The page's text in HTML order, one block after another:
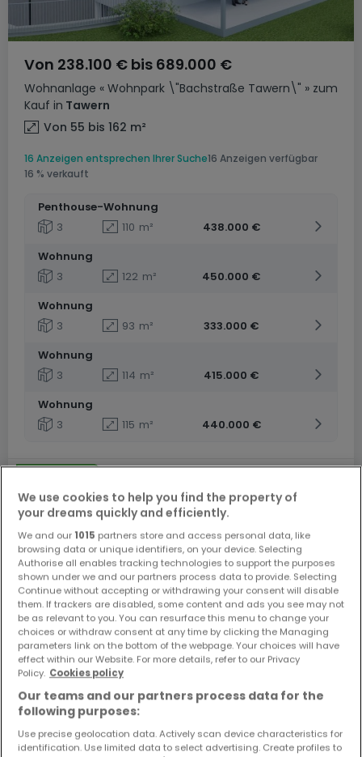
Wohnanlage « Wohnpark \"Bachstraße Tawern\" » zum
Kauf in Tawern
Von 238.100 € bis 689.000 €
Von 55 bis 162 m²
16 Anzeigen entsprechen Ihrer Suche16 Anzeigen verfügbar
16 % verkauft
Penthouse-Wohnung
3
110 m²
438.000 €
Wohnung
3
122 m²
450.000 €
Wohnung
3
93 m²
333.000 €
Wohnung
3
114 m²
415.000 €
Wohnung
3
115 m² 440.000 €
We use cookies to help you find the property of
your dreams quickly and efficiently.
We and our 1015 partners store and access personal data, like
browsing data or unique identifiers, on your device. Selecting
Authorise all enables tracking technologies to support the purposes
shown under we and our partners process data to provide. Selecting
Continue without accepting or withdrawing your consent will disable
them. If trackers are disabled, some content and ads you see may not
be as relevant to you. You can resurface this menu to change your
choices or withdraw consent at any time by clicking the Managing
parameters link on the bottom of the webpage. Your choices will have
effect within our Website. For more details, refer to our Privacy
Policy. Cookies policy
Our teams and our partners process data for the
following purposes:
Use precise geolocation data. Actively scan device characteristics for
identification. Use limited data to select advertising. Create profiles to